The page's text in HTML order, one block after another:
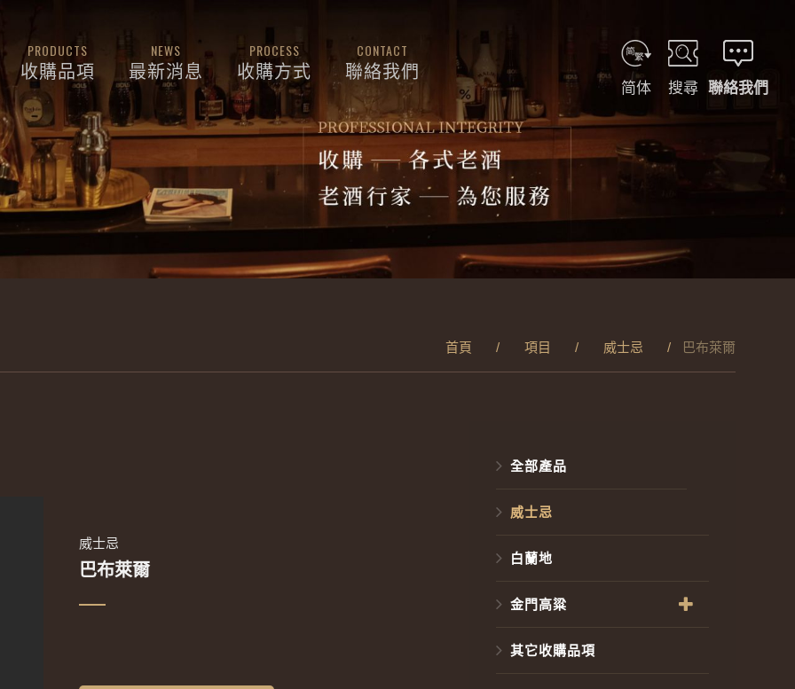
PRODUCTS
收購品項
NEWS
最新消息
PROCESS
收購方式
CONTACT
聯絡我們
聯絡我們
搜尋
简体
首頁 項目 威士忌 巴布萊爾
威士忌
巴布萊爾
全部產品
威士忌
白蘭地
金門高粱
其它收購品項